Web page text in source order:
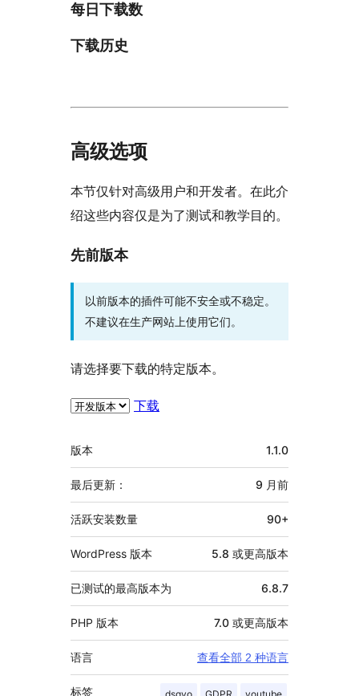
每日下载数
下载历史
高级选项
本节仅针对高级用户和开发者。在此介
绍这些内容仅是为了测试和教学目的。
先前版本
以前版本的插件可能不安全或不稳定。
不建议在生产网站上使用它们。
请选择要下载的特定版本。
下载
额
外
信
息
版本 1.1.0
最后更新： 9 月前
活跃安装数量 90+
WordPress 版本 5.8 或更高版本
已测试的最高版本为 6.8.7
PHP 版本 7.0 或更高版本
语言 查看全部 2 种语言
标签 dsgvo GDPR youtube